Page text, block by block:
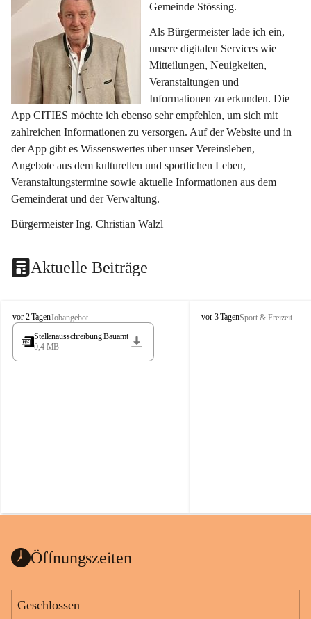
Gemeinde Stössing.
Als Bürgermeister lade ich ein,
unsere digitalen Services wie
Mitteilungen, Neuigkeiten,
Veranstaltungen und
Informationen zu erkunden. Die
App CITIES möchte ich ebenso sehr empfehlen, um sich mit
zahlreichen Informationen zu versorgen. Auf der Website und in
der App gibt es Wissenswertes über unser Vereinsleben,
Angebote aus dem kulturellen und sportlichen Leben,
Veranstaltungstermine sowie aktuelle Informationen aus dem
Gemeinderat und der Verwaltung.
Bürgermeister Ing. Christian Walzl
Aktuelle Beiträge
S
t
s
vor 2 TagenJobangebot
Stellenausschreibung Bauamt
0,4 MB
S
vor 3 TagenSport & Freizeit
Öffnungszeiten
Geschlossen